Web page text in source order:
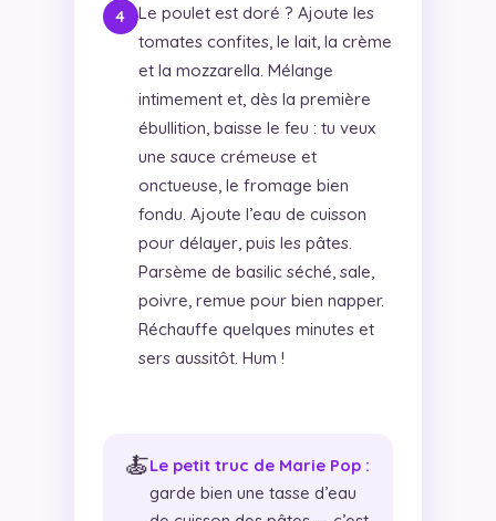
Le poulet est doré ? Ajoute les
tomates confites, le lait, la crème
et la mozzarella. Mélange
intimement et, dès la première
ébullition, baisse le feu : tu veux
une sauce crémeuse et
onctueuse, le fromage bien
fondu. Ajoute l’eau de cuisson
pour délayer, puis les pâtes.
Parsème de basilic séché, sale,
poivre, remue pour bien napper.
Réchauffe quelques minutes et
sers aussitôt. Hum !
🍝Le petit truc de Marie Pop :
garde bien une tasse d’eau